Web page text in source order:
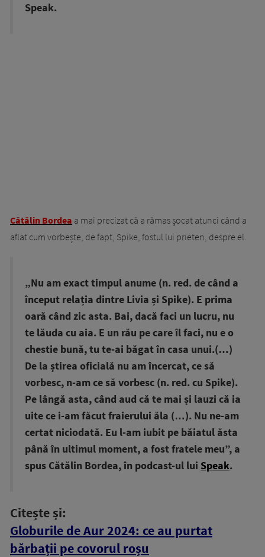
Speak.
Cătălin Bordea a mai precizat că a rămas șocat atunci când a
aflat cum vorbește, de fapt, Spike, fostul lui prieten, despre el.
„Nu am exact timpul anume (n. red. de când a
început relația dintre Livia și Spike). E prima
oară când zic asta. Bai, dacă faci un lucru, nu
te lăuda cu aia. E un rău pe care îl faci, nu e o
chestie bună, tu te-ai băgat în casa unui.(…)
De la știrea oficială nu am încercat, ce să
vorbesc, n-am ce să vorbesc (n. red. cu Spike).
Pe lângă asta, când aud că te mai și lauzi că ia
uite ce i-am făcut fraierului ăla (…). Nu ne-am
certat niciodată. Eu l-am iubit pe băiatul ăsta
până în ultimul moment, a fost fratele meu”, a
spus Cătălin Bordea, în podcast-ul lui Speak.
Citește și:
Globurile de Aur 2024: ce au purtat
bărbații pe covorul roșu